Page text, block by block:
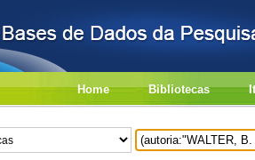
Home Bibliotecas